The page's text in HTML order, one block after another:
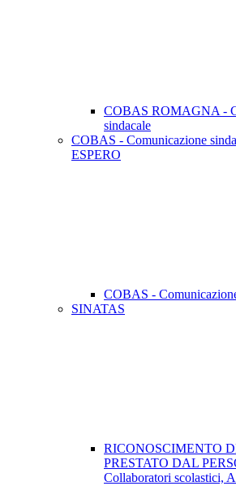
COBAS ROMAGNA -
sindacale
COBAS - Comunicazione
ESPERO
COBAS -
SINATAS
RICONOSCIMENTO
PRESTATO DAL
Collaboratori scolastici,